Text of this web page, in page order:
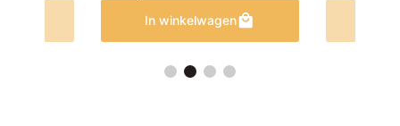
In winkelwagen